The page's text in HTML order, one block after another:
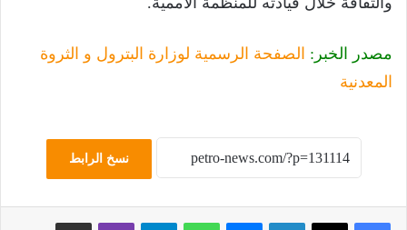
مصدر الخبر: الصفحة الرسمية لوزارة البترول و الثروة
المعدنية
نسخ الرابط
لينكدإن ماسنجر واتساب تيلقرام ڤايبر مشاركة عبر البريد